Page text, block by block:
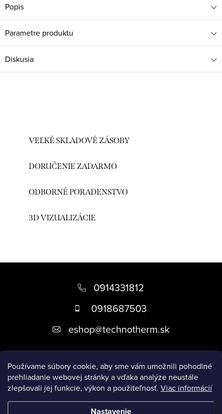
Používame súbory cookie, aby sme vám umožnili pohodlné
prehliadanie webovej stránky a vďaka analýze neustále
zlepšovali jej funkcie, výkon a použiteľnosť. Viac informácií
Nastavenie
Popis
Parametre produktu
Diskusia
VEĽKÉ SKLADOVÉ ZÁSOBY
DORUČENIE ZADARMO
ODBORNÉ PORADENSTVO
3D VIZUALIZÁCIE
i
0914331812
0918687503
eshop@technotherm.sk
Informácie
Prijímame online platby